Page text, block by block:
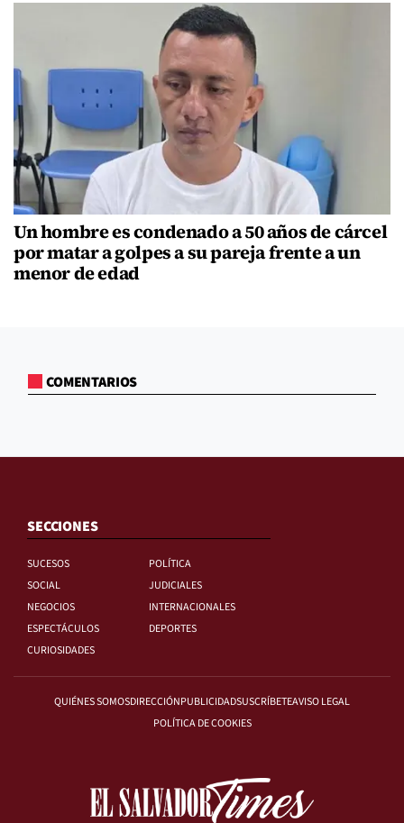
Un hombre es condenado a 50 años de cárcel
por matar a golpes a su pareja frente a un
menor de edad
COMENTARIOS
SECCIONES
SUCESOS
POLÍTICA
SOCIAL
JUDICIALES
NEGOCIOS
INTERNACIONALES
ESPECTÁCULOS
DEPORTES
CURIOSIDADES
QUIÉNES SOMOSDIRECCIÓNPUBLICIDADSUSCRÍBETEAVISO LEGAL
POLÍTICA DE COOKIES